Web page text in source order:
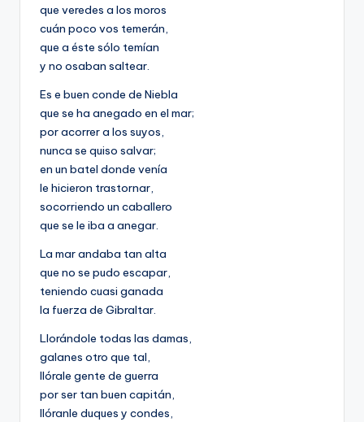
que veredes a los moros
cuán poco vos temerán,
que a éste sólo temían
y no osaban saltear.
Es e buen conde de Niebla
que se ha anegado en el mar;
por acorrer a los suyos,
nunca se quiso salvar;
en un batel donde venía
le hicieron trastornar,
socorriendo un caballero
que se le iba a anegar.
La mar andaba tan alta
que no se pudo escapar,
teniendo cuasi ganada
la fuerza de Gibraltar.
Llorándole todas las damas,
galanes otro que tal,
llórale gente de guerra
por ser tan buen capitán,
llóranle duques y condes,